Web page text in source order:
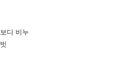
보디 비누
빗